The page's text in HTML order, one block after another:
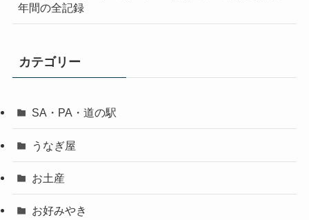
年間の全記録
カテゴリー
SA・PA・道の駅
うなぎ屋
お土産
お好みやき